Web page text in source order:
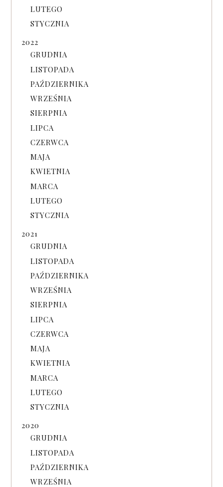
LUTEGO
STYCZNIA
2022
GRUDNIA
LISTOPADA
PAŹDZIERNIKA
WRZEŚNIA
SIERPNIA
LIPCA
CZERWCA
MAJA
KWIETNIA
MARCA
LUTEGO
STYCZNIA
2021
GRUDNIA
LISTOPADA
PAŹDZIERNIKA
WRZEŚNIA
SIERPNIA
LIPCA
CZERWCA
MAJA
KWIETNIA
MARCA
LUTEGO
STYCZNIA
2020
GRUDNIA
LISTOPADA
PAŹDZIERNIKA
WRZEŚNIA